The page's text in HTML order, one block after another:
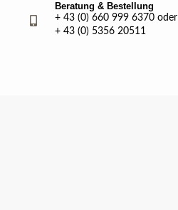
Beratung & Bestellung
+ 43 (0) 660 999 6370 oder
+ 43 (0) 5356 20511